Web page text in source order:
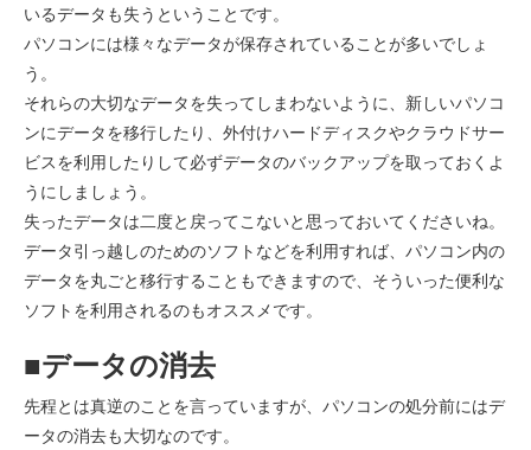
いるデータも失うということです。
パソコンには様々なデータが保存されていることが多いでしょ
う。
それらの大切なデータを失ってしまわないように、新しいパソコ
ンにデータを移行したり、外付けハードディスクやクラウドサー
ビスを利用したりして必ずデータのバックアップを取っておくよ
うにしましょう。
失ったデータは二度と戻ってこないと思っておいてくださいね。
データ引っ越しのためのソフトなどを利用すれば、パソコン内の
データを丸ごと移行することもできますので、そういった便利な
ソフトを利用されるのもオススメです。
■データの消去
先程とは真逆のことを言っていますが、パソコンの処分前にはデ
ータの消去も大切なのです。